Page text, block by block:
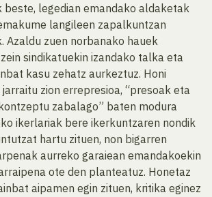
beste, legedian emandako aldaketak
langileen zapalkuntzan
Azaldu zuen norbanako hauek
sindikatuekin izandako talka eta
kasu zehatz aurkeztuz. Honi
zion errepresioa, “presoak eta
zabalago” baten modura
ikerlariak bere ikerkuntzaren nondik
hartu zituen, non bigarren
aurreko garaiean emandakoekin
ote den planteatuz. Honetaz
aipamen egin zituen, kritika eginez